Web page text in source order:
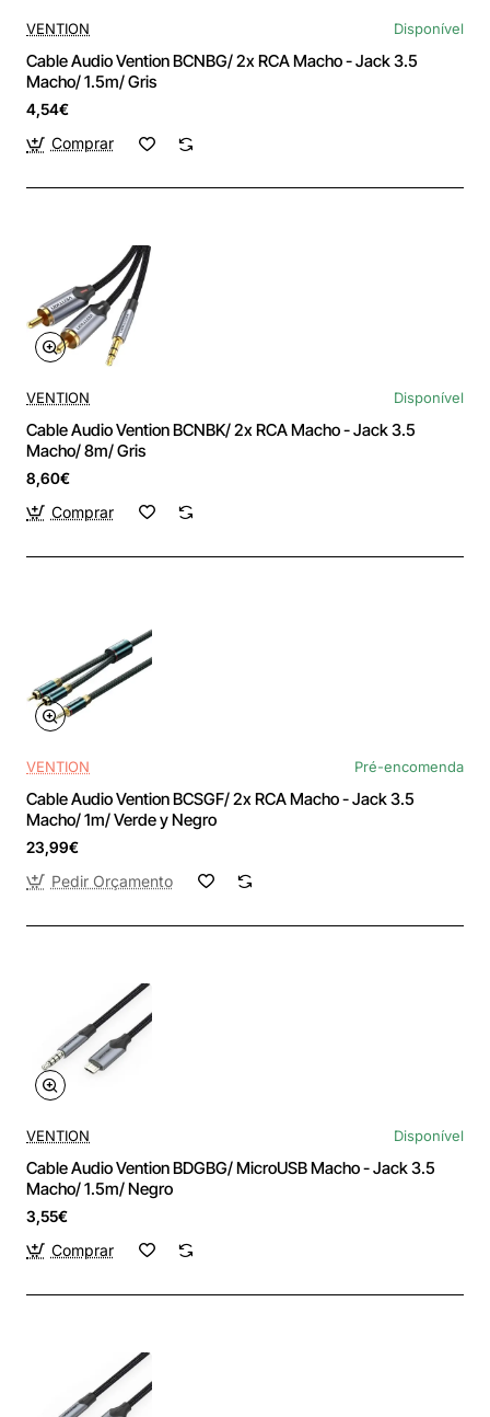
VENTION Disponível
Cable Audio Vention BCNBG/ 2x RCA Macho - Jack 3.5
Macho/ 1.5m/ Gris
4,54€
Comprar
VENTION Disponível
Cable Audio Vention BCNBK/ 2x RCA Macho - Jack 3.5
Macho/ 8m/ Gris
8,60€
Comprar
VENTION Pré-encomenda
Cable Audio Vention BCSGF/ 2x RCA Macho - Jack 3.5
Macho/ 1m/ Verde y Negro
23,99€
Pedir Orçamento
VENTION Disponível
Cable Audio Vention BDGBG/ MicroUSB Macho - Jack 3.5
Macho/ 1.5m/ Negro
3,55€
Comprar